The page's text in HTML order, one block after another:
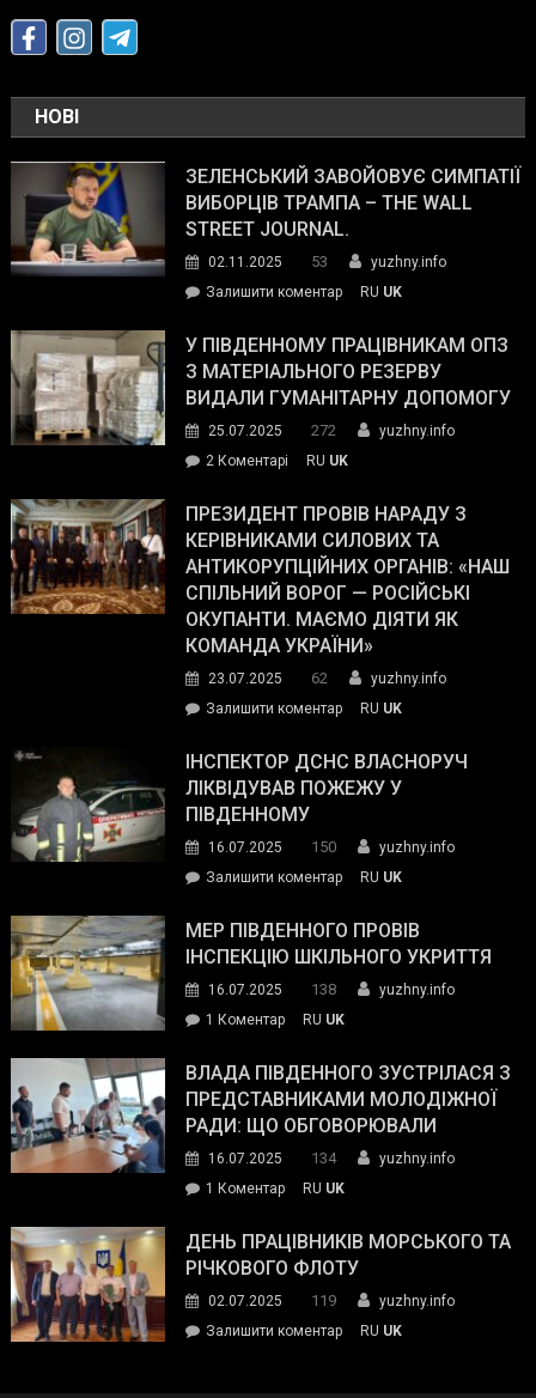
НОВІ
ЗЕЛЕНСЬКИЙ ЗАВОЙОВУЄ СИМПАТІЇ
ВИБОРЦІВ ТРАМПА – THE WALL
STREET JOURNAL.
02.11.2025 53
yuzhny.info
Залишити коментарon
завойовує
симпатії
виборців
The
Street
Journal.
RU UK
У ПІВДЕННОМУ ПРАЦІВНИКАМ ОПЗ
З МАТЕРІАЛЬНОГО РЕЗЕРВУ
ВИДАЛИ ГУМАНІТАРНУ ДОПОМОГУ
25.07.2025 272
yuzhny.info
2 Коментарі
Південному
працівникам
ОПЗ
з
матеріального
резерву
гуманітарну
допомогу
RU UK
ПРЕЗИДЕНТ ПРОВІВ НАРАДУ З
КЕРІВНИКАМИ СИЛОВИХ ТА
АНТИКОРУПЦІЙНИХ ОРГАНІВ: «НАШ
СПІЛЬНИЙ ВОРОГ — РОСІЙСЬКІ
ОКУПАНТИ. МАЄМО ДІЯТИ ЯК
КОМАНДА УКРАЇНИ»
23.07.2025 62
yuzhny.info
Залишити коментарon
провів
нараду
силових
та
органів:
«Наш
спільний
окупанти.
Маємо
діяти
команда
RU UK
ІНСПЕКТОР ДСНС ВЛАСНОРУЧ
ЛІКВІДУВАВ ПОЖЕЖУ У
ПІВДЕННОМУ
16.07.2025 150
yuzhny.info
Залишити коментарon
ДСНС
власноруч
пожежу
у
RU UK
МЕР ПІВДЕННОГО ПРОВІВ
ІНСПЕКЦІЮ ШКІЛЬНОГО УКРИТТЯ
16.07.2025 138
yuzhny.info
1 Коментардо
Південного
провів
інспекцію
укриття
RU UK
ВЛАДА ПІВДЕННОГО ЗУСТРІЛАСЯ З
ПРЕДСТАВНИКАМИ МОЛОДІЖНОЇ
РАДИ: ЩО ОБГОВОРЮВАЛИ
16.07.2025 134
yuzhny.info
1 Коментардо
Південного
зустрілася
представниками
молодіжної
RU UK
ДЕНЬ ПРАЦІВНИКІВ МОРСЬКОГО ТА
РІЧКОВОГО ФЛОТУ
02.07.2025 119
yuzhny.info
Залишити коментарon
RU UK